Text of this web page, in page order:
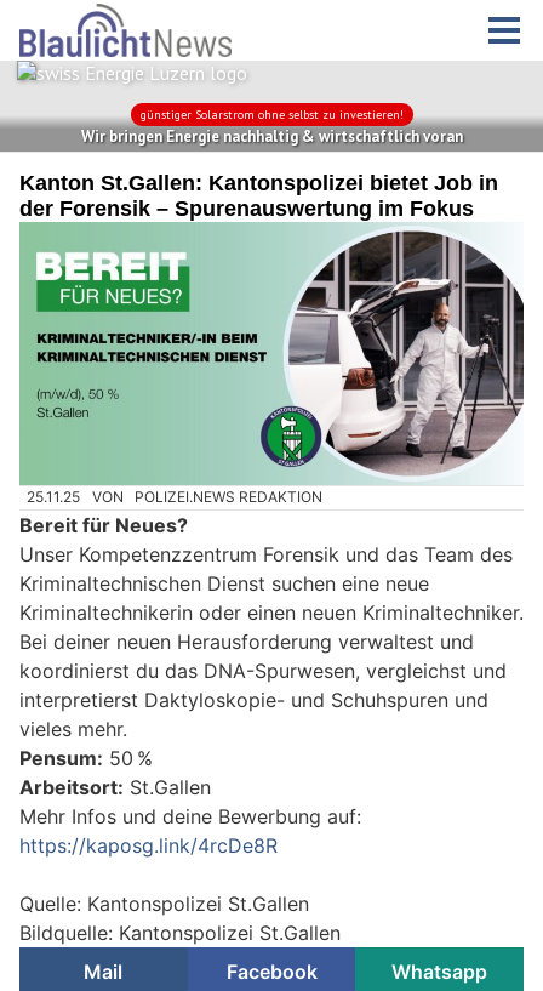
Kanton St.Gallen: Kantonspolizei bietet Job in
der Forensik – Spurenauswertung im Fokus
25.11.25 VON POLIZEI.NEWS REDAKTION
Bereit für Neues?
Unser Kompetenzzentrum Forensik und das Team des
Kriminaltechnischen Dienst suchen eine neue
Kriminaltechnikerin oder einen neuen Kriminaltechniker.
Bei deiner neuen Herausforderung verwaltest und
koordinierst du das DNA-Spurwesen, vergleichst und
interpretierst Daktyloskopie- und Schuhspuren und
vieles mehr.
Pensum: 50 %
Arbeitsort: St.Gallen
Mehr Infos und deine Bewerbung auf:
https://kaposg.link/4rcDe8R
Quelle: Kantonspolizei St.Gallen
Bildquelle: Kantonspolizei St.Gallen
Mail
Facebook Whatsapp